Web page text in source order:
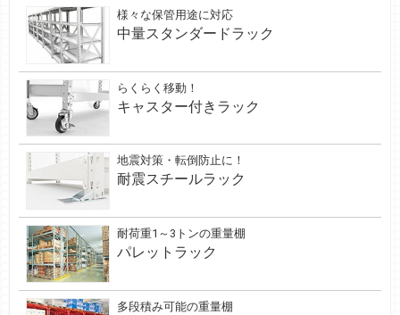
様々な保管用途に対応
中量スタンダードラック
らくらく移動！
キャスター付きラック
地震対策・転倒防止に！
耐震スチールラック
耐荷重1～3トンの重量棚
パレットラック
多段積み可能の重量棚